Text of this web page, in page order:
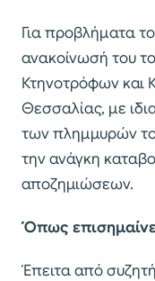
Για προβλήματα
ανακοίνωσή του
Κτηνοτρόφων και
Θεσσαλίας, με
των πλημμυρών
την ανάγκη
αποζημιώσεων.
Όπως
Έπειτα από